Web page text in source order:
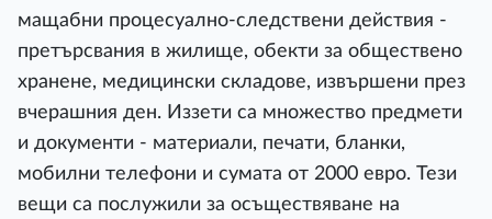
мащабни процесуално-следствени действия -
претърсвания в жилище, обекти за обществено
хранене, медицински складове, извършени през
вчерашния ден. Иззети са множество предмети
и документи - материали, печати, бланки,
мобилни телефони и сумата от 2000 евро. Тези
вещи са послужили за осъществяване на